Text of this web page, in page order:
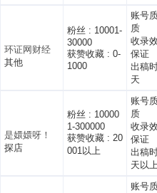
环证网财经
其他
粉丝 : 10001-
30000
获赞收藏 : 0-
1000
账号
质
收录
保证
出稿
天
是嬛嬛呀！
探店
粉丝 : 10000
1-300000
获赞收藏 : 20
001以上
账号
质
收录
保证
出稿
天以
账号